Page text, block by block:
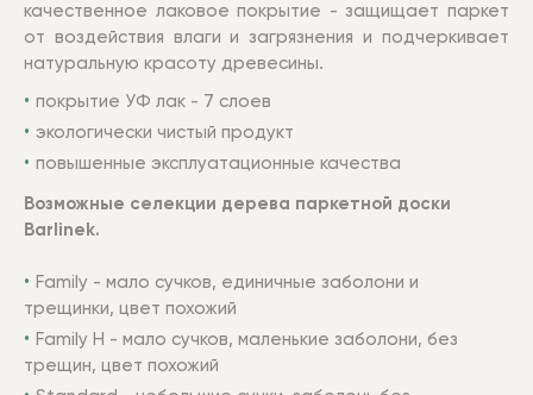
качественное лаковое покрытие - защищает паркет
от воздействия влаги и загрязнения и подчеркивает
натуральную красоту древесины.
покрытие УФ лак - 7 слоев
экологически чистый продукт
повышенные эксплуатационные качества
Возможные селекции дерева паркетной доски
Barlinek.
Family - мало сучков, единичные заболони и
трещинки, цвет похожий
Family Н - мало сучков, маленькие заболони, без
трещин, цвет похожий